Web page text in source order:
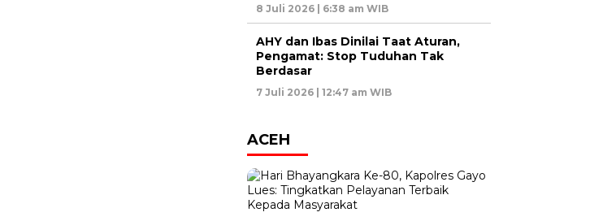
8 Juli 2026 | 6:38 am WIB
AHY dan Ibas Dinilai Taat Aturan,
Pengamat: Stop Tuduhan Tak
Berdasar
7 Juli 2026 | 12:47 am WIB
ACEH